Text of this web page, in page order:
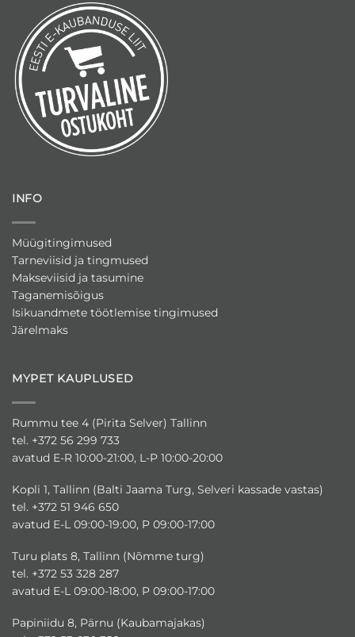
INFO
Müügitingimused
Tarneviisid ja tingmused
Makseviisid ja tasumine
Taganemisõigus
Isikuandmete töötlemise tingimused
Järelmaks
MYPET KAUPLUSED
Rummu tee 4 (Pirita Selver) Tallinn
tel. +372 56 299 733
avatud E-R 10:00-21:00, L-P 10:00-20:00
Kopli 1, Tallinn (Balti Jaama Turg, Selveri kassade vastas)
tel. +372 51 946 650
avatud E-L 09:00-19:00, P 09:00-17:00
Turu plats 8, Tallinn (Nõmme turg)
tel. +372 53 328 287
avatud E-L 09:00-18:00, P 09:00-17:00
Papiniidu 8, Pärnu (Kaubamajakas)